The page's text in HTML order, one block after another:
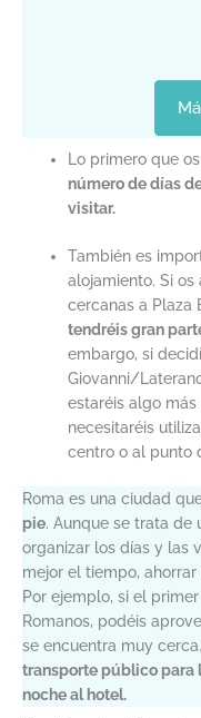
Lo primero que
número de días
visitar.
También es
alojamiento. Si os
cercanas a Plaza
tendréis gran
embargo, si
Giovanni/
estaréis algo
necesitaréis
centro o al punto
Roma es una ciudad
pie. Aunque se trata de
organizar los días y las
mejor el tiempo,
Por ejemplo, si el
Romanos, podéis
se encuentra muy
transporte público para
noche al hotel.